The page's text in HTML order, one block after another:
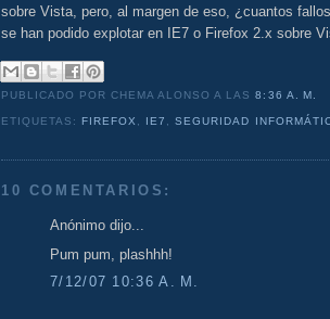
sobre Vista, pero, al margen de eso, ¿cuantos
se han podido explotar en IE7 o Firefox 2.x sobre
PUBLICADO POR CHEMA ALONSOA LAS8:36 A. M.
ETIQUETAS: FIREFOX IE7 ,SEGURIDAD
10 COMENTARIOS:
Anónimo dijo...
Pum pum, plashhh!
7/12/07 10:36 A. M.